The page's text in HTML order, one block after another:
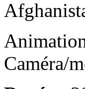
Caméra/